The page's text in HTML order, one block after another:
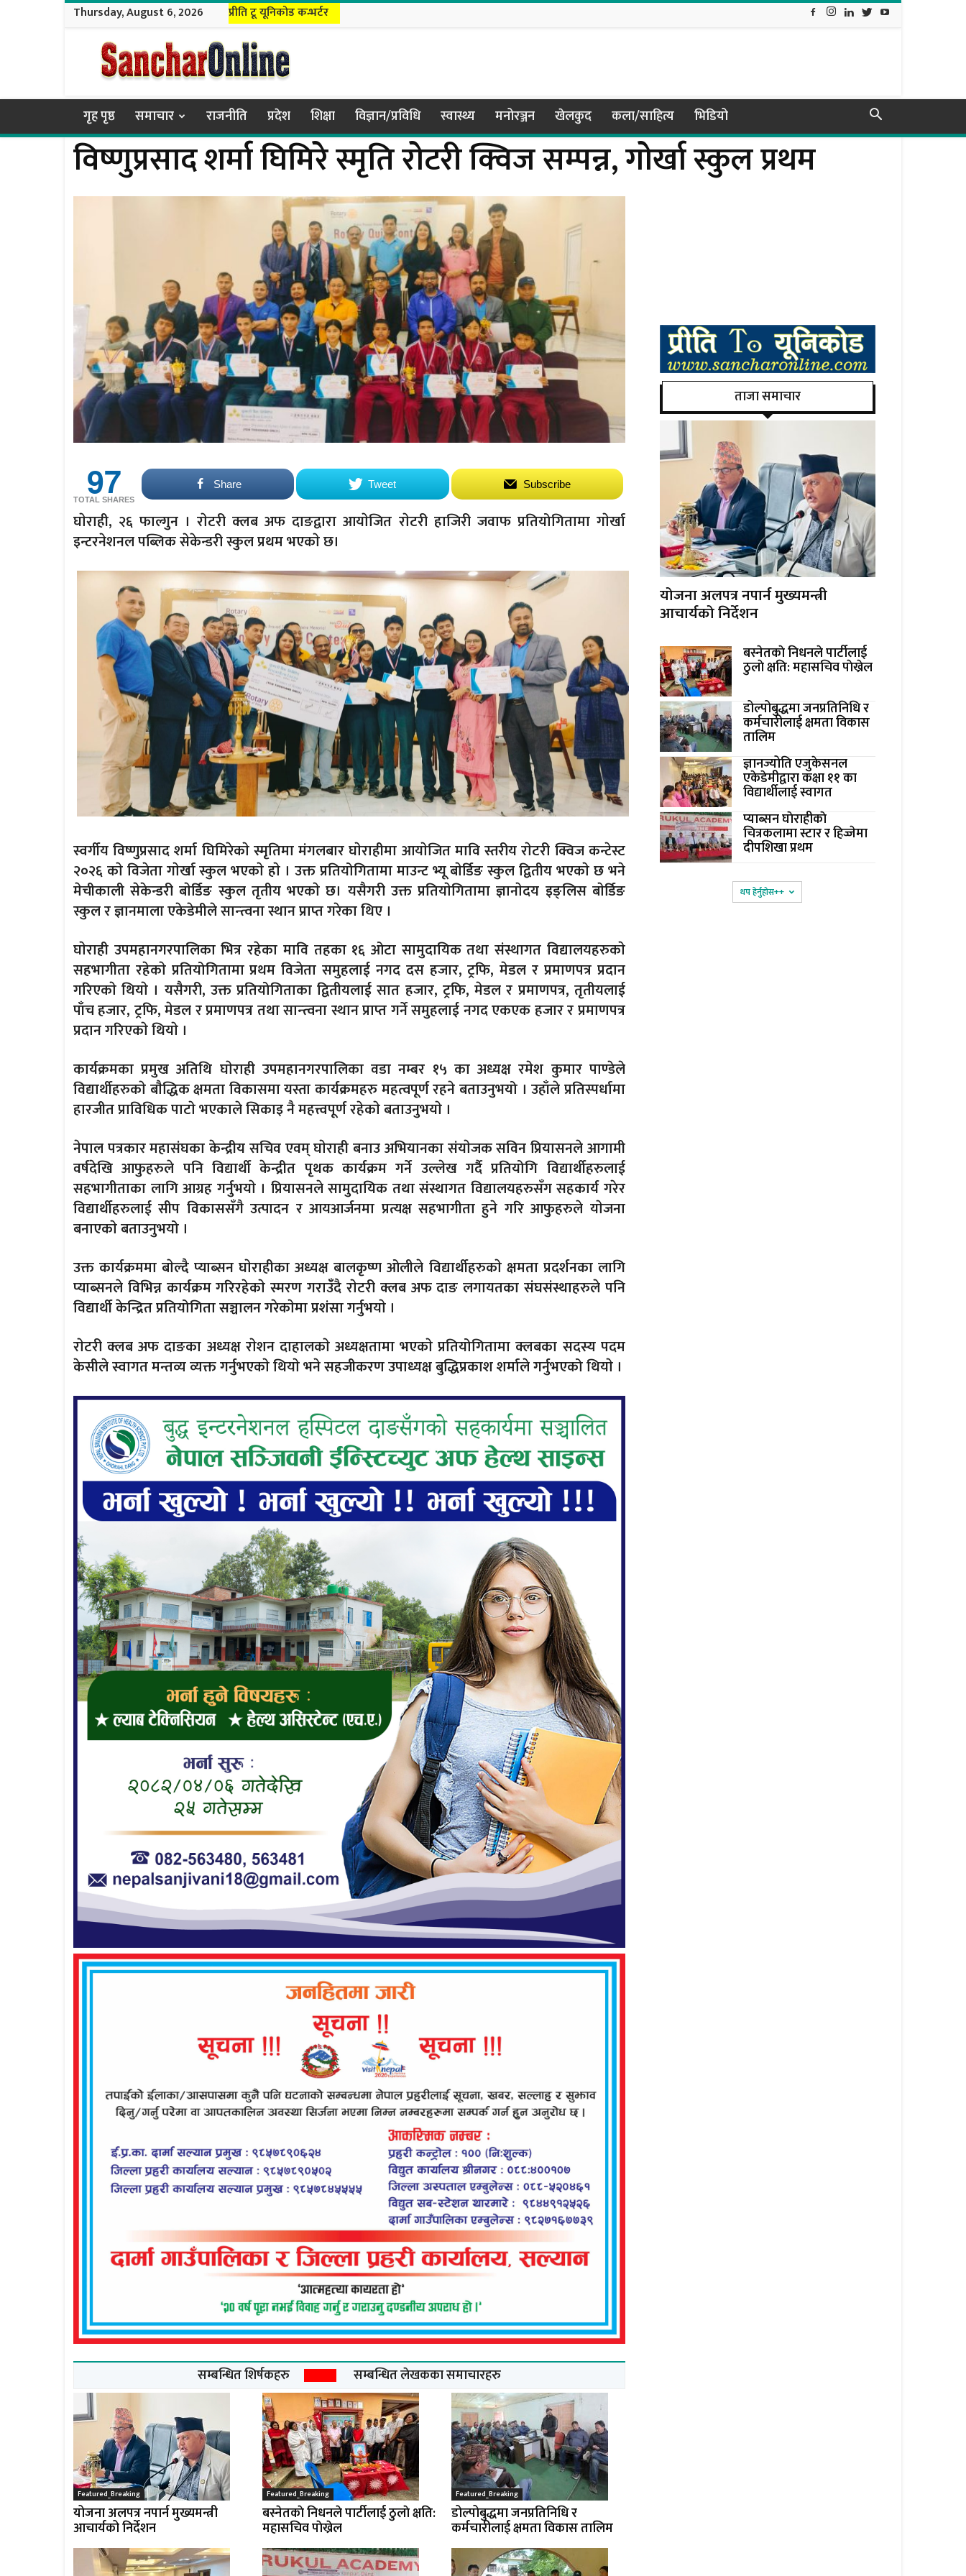
Thursday, August 6, 2026 प्रीति टू यूनिकोड कन्भर्टर
Sanchar
Online
गृह पृष्ठ समाचार राजनीति प्रदेश शिक्षा विज्ञान/प्रविधि स्वास्थ्य मनोरञ्जन खेलकुद कला/साहित्य भिडियो
विष्णुप्रसाद शर्मा घिमिरे स्मृति राेटरी क्विज सम्पन्न, गाेर्खा स्कुल प्रथम
97
TOTAL SHARES
Share Tweet Subscribe
घाेराही, २६ फाल्गुन । राेटरी क्लब अफ दाङद्वारा आयाेजित राेटरी हाजिरी जवाफ प्रतियोगितामा गाेर्खा
इन्टरनेशनल पब्लिक सेकेन्डरी स्कुल प्रथम भएकाे छ।
स्वर्गीय विष्णुप्रसाद शर्मा घिमिरेकाे स्मृतिमा मंगलबार घाेराहीमा आयाेजित मावि स्तरीय राेटरी क्विज कन्टेस्ट
२०२६ काे विजेता गाेर्खा स्कुल भएकाे हाे । उक्त प्रतियोगितामा माउन्ट भ्यू बाेर्डिङ स्कुल द्वितीय भएकाे छ भने
मेचीकाली सेकेन्डरी बाेर्डिङ स्कुल तृतीय भएकाे छ। यसैगरी उक्त प्रतियाेगितामा ज्ञानाेदय इङ्लिस बाेर्डिङ
स्कुल र ज्ञानमाला एकेडेमीले सान्त्वना स्थान प्राप्त गरेका थिए ।
घाेराही उपमहानगरपालिका भित्र रहेका मावि तहका १६ ओटा सामुदायिक तथा संस्थागत विद्यालयहरुकाे
सहभागीता रहेकाे प्रतियोगितामा प्रथम विजेता समुहलाई नगद दस हजार, ट्रफि, मेडल र प्रमाणपत्र प्रदान
गरिएकाे थियाे । यसैगरी, उक्त प्रतियोगिताका द्वितीयलाई सात हजार, ट्रफि, मेडल र प्रमाणपत्र, तृतीयलाई
पाँच हजार, ट्रफि, मेडल र प्रमाणपत्र तथा सान्त्वना स्थान प्राप्त गर्ने समुहलाई नगद एकएक हजार र प्रमाणपत्र
प्रदान गरिएकाे थियाे ।
कार्यक्रमका प्रमुख अतिथि घाेराही उपमहानगरपालिका वडा नम्बर १५ का अध्यक्ष रमेश कुमार पाण्डेले
विद्यार्थीहरुकाे बाैद्धिक क्षमता विकासमा यस्ता कार्यक्रमहरु महत्वपूर्ण रहने बताउनुभयो । उहाँले प्रतिस्पर्धामा
हारजीत प्राविधिक पाटाे भएकाले सिकाइ नै महत्त्वपूर्ण रहेकाे बताउनुभयाे ।
नेपाल पत्रकार महासंघका केन्द्रीय सचिव एवम् घाेराही बनाउ अभियानका संयाेजक सविन प्रियासनले आगामी
वर्षदेखि आफुहरुले पनि विद्यार्थी केन्द्रीत पृथक कार्यक्रम गर्ने उल्लेख गर्दै प्रतियोगि विद्यार्थीहरुलाई
सहभागीताका लागि आग्रह गर्नुभयाे । प्रियासनले सामुदायिक तथा संस्थागत विद्यालयहरुसँग सहकार्य गरेर
विद्यार्थीहरुलाई सीप विकाससँगै उत्पादन र आयआर्जनमा प्रत्यक्ष सहभागीता हुने गरि आफुहरुले याेजना
बनाएकाे बताउनुभयो ।
उक्त कार्यक्रममा बाेल्दै प्याब्सन घाेराहीका अध्यक्ष बालकृष्ण ओलीले विद्यार्थीहरुकाे क्षमता प्रदर्शनका लागि
प्याब्सनले विभिन्न कार्यक्रम गरिरहेकाे स्मरण गराउँँदै राेटरी क्लब अफ दाङ लगायतका संघसंस्थाहरुले पनि
विद्यार्थी केन्द्रित प्रतियोगिता सञ्चालन गरेकाेमा प्रशंसा गर्नुभयाे ।
राेटरी क्लब अफ दाङका अध्यक्ष राेशन दाहालकाे अध्यक्षतामा भएकाे प्रतियोगितामा क्लबका सदस्य पदम
केसीले स्वागत मन्तव्य व्यक्त गर्नुभएकाे थियाे भने सहजीकरण उपाध्यक्ष बुद्धिप्रकाश शर्माले गर्नुभएको थियाे ।
सम्बन्धित शिर्षकहरु सम्बन्धित लेखकका समाचारहरु
Featured_Breaking
योजना अलपत्र नपार्न मुख्यमन्त्री
आचार्यको निर्देशन
Featured_Breaking
बस्नेतकाे निधनले पार्टीलाई ठुलाे क्षति:
महासचिव पाेख्रेल
Featured_Breaking
डोल्पोबुद्धमा जनप्रतिनिधि र
कर्मचारीलाई क्षमता विकास तालिम
ताजा समाचार
योजना अलपत्र नपार्न मुख्यमन्त्री
आचार्यको निर्देशन
बस्नेतकाे निधनले पार्टीलाई
ठुलाे क्षति: महासचिव पाेख्रेल
डोल्पोबुद्धमा जनप्रतिनिधि र
कर्मचारीलाई क्षमता विकास
तालिम
ज्ञानज्योति एजुकेसनल
एकेडेमीद्वारा कक्षा ११ का
विद्यार्थीलाई स्वागत
प्याब्सन घाेराहीकाे
चित्रकलामा स्टार र हिज्जेमा
दीपशिखा प्रथम
थप हेर्नुहोस‌++